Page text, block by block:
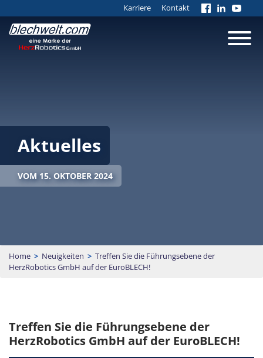
Karriere Kontakt
Aktuelles
VOM 15. OKTOBER 2024
Home > Neuigkeiten > Treffen Sie die Führungsebene der
HerzRobotics GmbH auf der EuroBLECH!
Treffen Sie die Führungsebene der
HerzRobotics GmbH auf der EuroBLECH!